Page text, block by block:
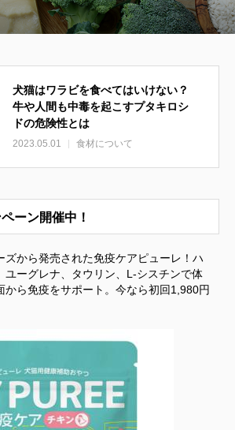
犬猫はワラビを食べてはいけない？
牛や人間も中毒を起こすプタキロシ
ドの危険性とは
2023.05.01 食材について
ーン開催中！
ズから発売された免疫ケアピューレ！ハ
ユーグレナ、タウリン、L-シスチンで体
から免疫をサポート。今なら初回1,980円